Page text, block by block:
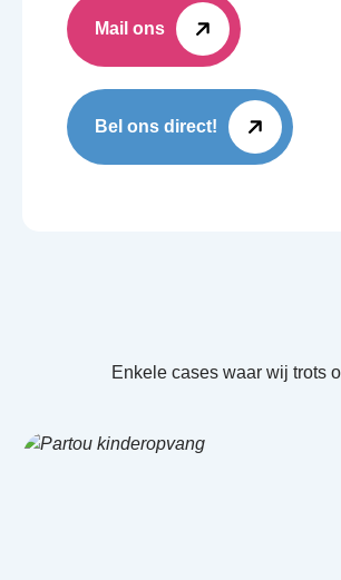
Mail ons
Bel ons direct!
Enkele cases waar wij trots